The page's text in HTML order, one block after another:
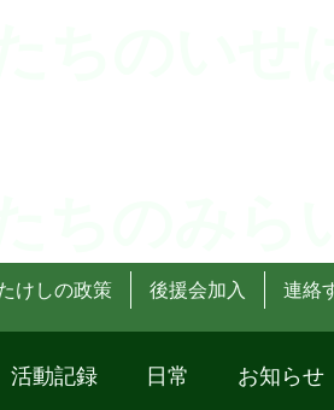
けしの政策 後援会加入 連絡
活動記録 日常 お知らせ